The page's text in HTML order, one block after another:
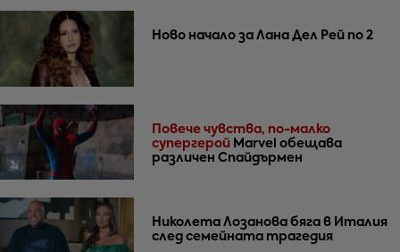
Ново начало за Лана Дел Рей по 2
Повече чувства, по-малко
супергерой Marvel обещава
различен Спайдърмен
Николета Лозанова бяга в Италия
след семейната трагедия